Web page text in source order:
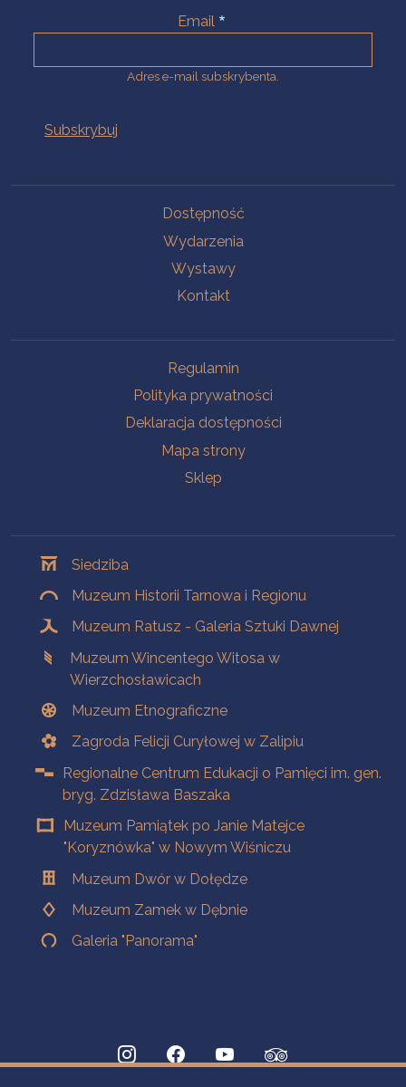
Email
Adres e-mail subskrybenta.
Dostępność
Wydarzenia
Wystawy
Kontakt
Regulamin
Polityka prywatności
Deklaracja dostępności
Mapa strony
Sklep
Siedziba
Muzeum Historii Tarnowa i Regionu
Muzeum Ratusz - Galeria Sztuki Dawnej
Muzeum Wincentego Witosa w
Wierzchosławicach
Muzeum Etnograficzne
Zagroda Felicji Curyłowej w Zalipiu
Regionalne Centrum Edukacji o Pamięci im. gen.
bryg. Zdzisława Baszaka
Muzeum Pamiątek po Janie Matejce
"Koryznówka" w Nowym Wiśniczu
Muzeum Dwór w Dołędze
Muzeum Zamek w Dębnie
Galeria "Panorama"